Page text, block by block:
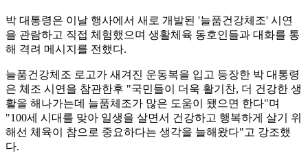
박 대통령은 이날 행사에서 새로 개발된 '늘품건강체조' 시연
을 관람하고 직접 체험했으며 생활체육 동호인들과 대화를 통
해 격려 메시지를 전했다.
늘품건강체조 로고가 새겨진 운동복을 입고 등장한 박 대통령
은 체조 시연을 참관한후 "국민들이 더욱 활기찬, 더 건강한 생
활을 해나가는데 늘품체조가 많은 도움이 됐으면 한다"며
"100세 시대를 맞아 일생을 살면서 건강하고 행복하게 살기 위
해선 체육이 참으로 중요하다는 생각을 늘해왔다"고 강조했
다.